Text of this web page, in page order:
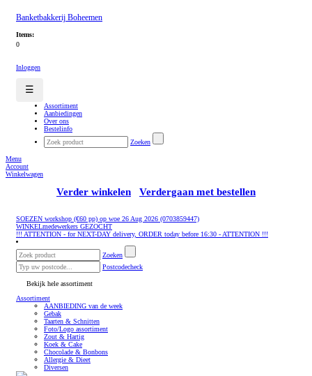
Banketbakkerij Boheemen
Items:
0
Inloggen
☰
Assortiment
Aanbiedingen
Over ons
Bestelinfo
Zoeken
Menu
Account
Winkelwagen
Verder winkelen Verdergaan met bestellen
SOEZEN workshop (€60 pp) op woe 26 Aug 2026 (0703859447)
WINKELmedewerkers GEZOCHT
!!! ATTENTION - for NEXT-DAY delivery, ORDER today before 16:30 - ATTENTION !!!
Zoeken
Postcodecheck
Bekijk hele assortiment
Assortiment
AANBIEDING van de week
Gebak
Taarten & Schnitten
Foto/Logo assortiment
Zout & Hartig
Koek & Cake
Chocolade & Bonbons
Allergie & Dieet
Diversen